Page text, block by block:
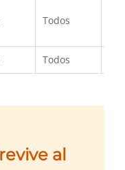
Todos
Todos
al